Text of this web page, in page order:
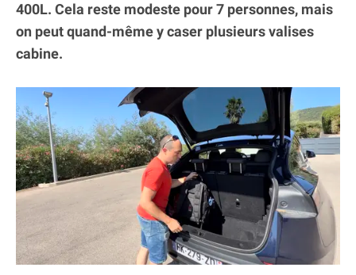
400L. Cela reste modeste pour 7 personnes, mais
on peut quand-même y caser plusieurs valises
cabine.